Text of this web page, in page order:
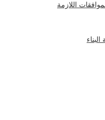
اللازمة